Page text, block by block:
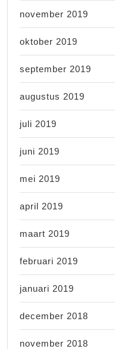
november 2019
oktober 2019
september 2019
augustus 2019
juli 2019
juni 2019
mei 2019
april 2019
maart 2019
februari 2019
januari 2019
december 2018
november 2018